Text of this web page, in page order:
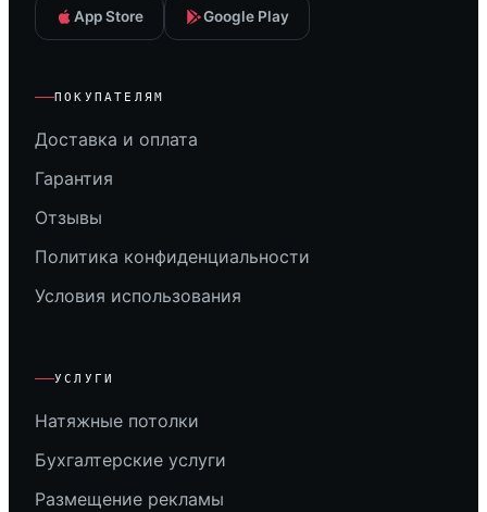
App Store Google Play
ПОКУПАТЕЛЯМ
Доставка и оплата
Гарантия
Отзывы
Политика конфиденциальности
Условия использования
УСЛУГИ
Натяжные потолки
Бухгалтерские услуги
Размещение рекламы